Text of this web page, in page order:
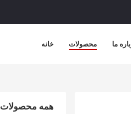
خانه محصولات ما
همه محصولات